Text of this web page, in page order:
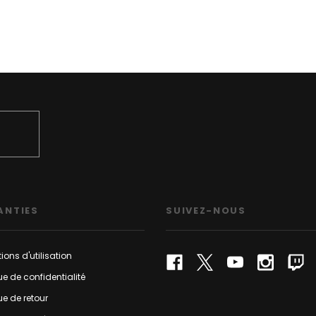
d'utilisation
de confidentialité
de retour
SUIVEZ-NOUS